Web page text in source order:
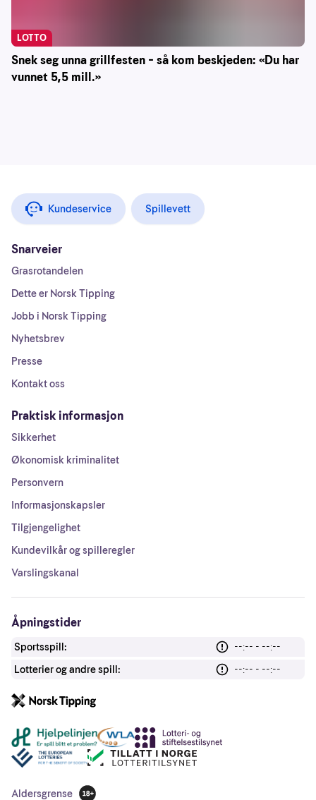
Snek seg unna grillfesten – så kom beskjeden: «Du har
vunnet 5,5 mill.»
LOTTO
Kundeservice Spillevett
Snarveier
Grasrotandelen
Dette er Norsk Tipping
Jobb i Norsk Tipping
Nyhetsbrev
Presse
Kontakt oss
Praktisk informasjon
Sikkerhet
Økonomisk kriminalitet
Personvern
Informasjonskapsler
Tilgjengelighet
Kundevilkår og spilleregler
Varslingskanal
Åpningstider
Sportsspill:
--:-- - --:--
Lotterier og andre spill:
--:-- - --:--
Andre lenker
Aldersgrense